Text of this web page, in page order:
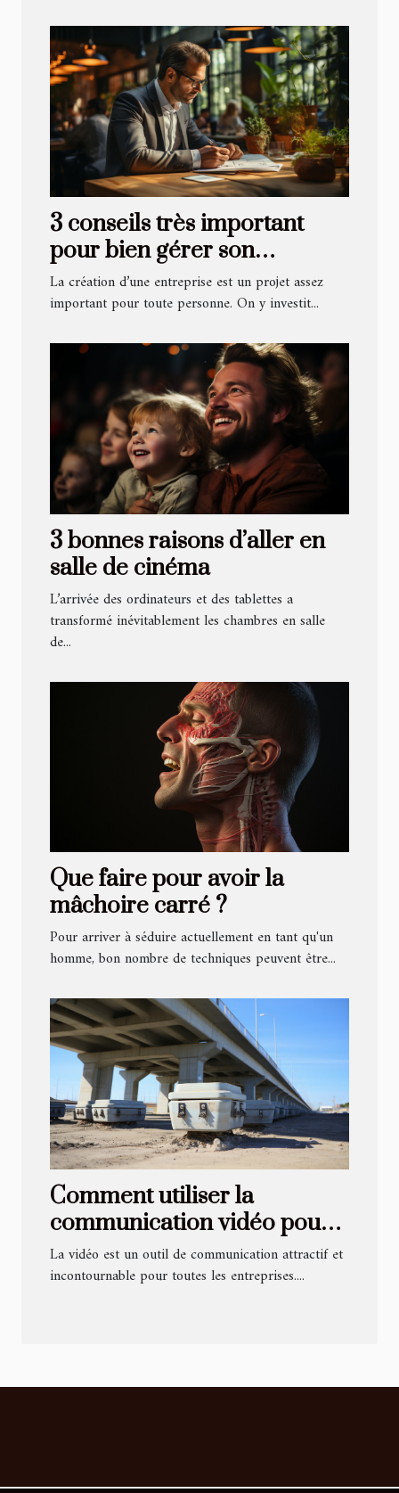
3 conseils très important
pour bien gérer son
entreprise
La création d’une entreprise est un projet assez
important pour toute personne. On y investit...
3 bonnes raisons d’aller en
salle de cinéma
L’arrivée des ordinateurs et des tablettes a
transformé inévitablement les chambres en salle
de...
Que faire pour avoir la
mâchoire carré ?
Pour arriver à séduire actuellement en tant qu'un
homme, bon nombre de techniques peuvent être...
Comment utiliser la
communication vidéo pour
obtenir des résultats
concrets ?
La vidéo est un outil de communication attractif et
incontournable pour toutes les entreprises....